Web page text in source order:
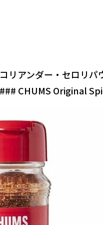
リアンダー・セロリパ
CHUMS Original